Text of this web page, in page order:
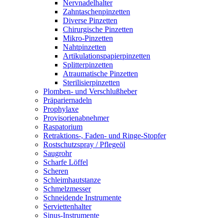
Nervnadelhalter
Zahntaschenpinzetten
Diverse Pinzetten
Chirurgische Pinzetten
Mikro-Pinzetten
Nahtpinzetten
Artikulationspapierpinzetten
Splitterpinzetten
Atraumatische Pinzetten
Sterilisierpinzetten
Plomben- und Verschlußheber
Präpariernadeln
Prophylaxe
Provisorienabnehmer
Raspatorium
Retraktions-, Faden- und Ringe-Stopfer
Rostschutzspray / Pflegeöl
Saugrohr
Scharfe Löffel
Scheren
Schleimhautstanze
Schmelzmesser
Schneidende Instrumente
Serviettenhalter
Sinus-Instrumente